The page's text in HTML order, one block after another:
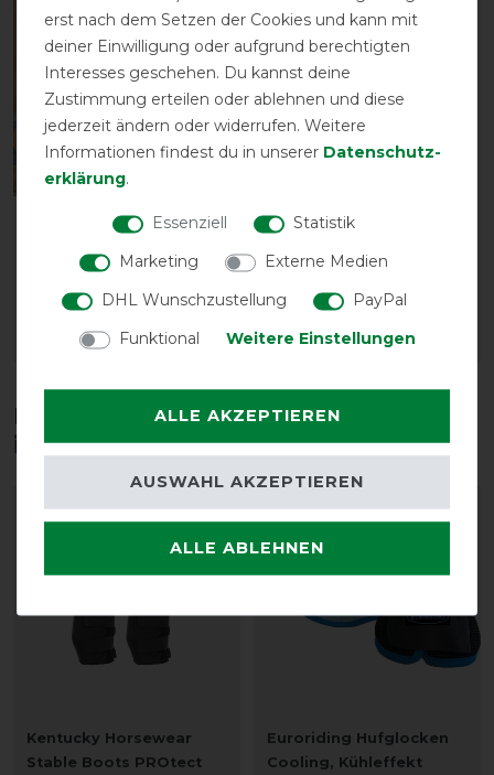
Neu
LeMieux Stable
vorher 52,45 €
44,55 € *
ARTIKEL MERKEN
LeMieux Streamline
130,85 € *
ARTIKEL MERKEN
Diese Produkte könnten dich auch
interessieren
Kentucky Horsewear
Stable Boots PROtect
-15%
Euroriding Hufglocken
Cooling, Kühleffekt
erst nach dem Setzen der Cookies und kann mit
deiner Einwilligung oder aufgrund berechtigten
Interesses geschehen. Du kannst deine
Zustimmung erteilen oder ablehnen und diese
jederzeit ändern oder widerrufen. Weitere
Informationen findest du in unserer Daten­schutz­
erklärung.
Essenziell
Statistik
Marketing
Externe Medien
DHL Wunschzustellung
PayPal
Funktional
Weitere Einstellungen
ALLE AKZEPTIEREN
ALLE ABLEHNEN
AUSWAHL AKZEPTIEREN